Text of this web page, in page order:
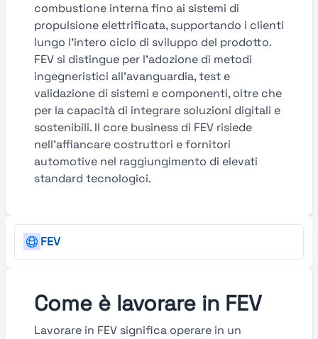
combustione interna fino ai sistemi di
propulsione elettrificata, supportando i clienti
lungo l’intero ciclo di sviluppo del prodotto.
FEV si distingue per l’adozione di metodi
ingegneristici all’avanguardia, test e
validazione di sistemi e componenti, oltre che
per la capacità di integrare soluzioni digitali e
sostenibili. Il core business di FEV risiede
nell’affiancare costruttori e fornitori
automotive nel raggiungimento di elevati
standard tecnologici.
FEV
Come è lavorare in FEV
Lavorare in FEV significa operare in un